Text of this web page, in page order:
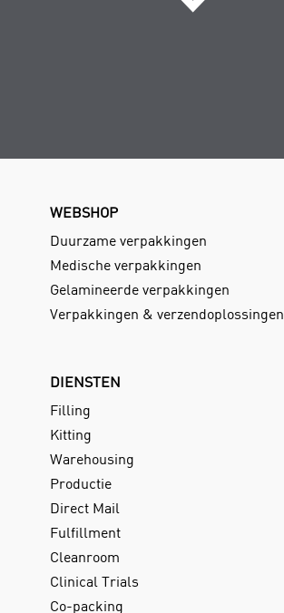
WEBSHOP
Duurzame verpakkingen
Medische verpakkingen
Gelamineerde verpakkingen
Verpakkingen & verzendoplossingen
DIENSTEN
Filling
Kitting
Warehousing
Productie
Direct Mail
Fulfillment
Cleanroom
Clinical Trials
Co-packing